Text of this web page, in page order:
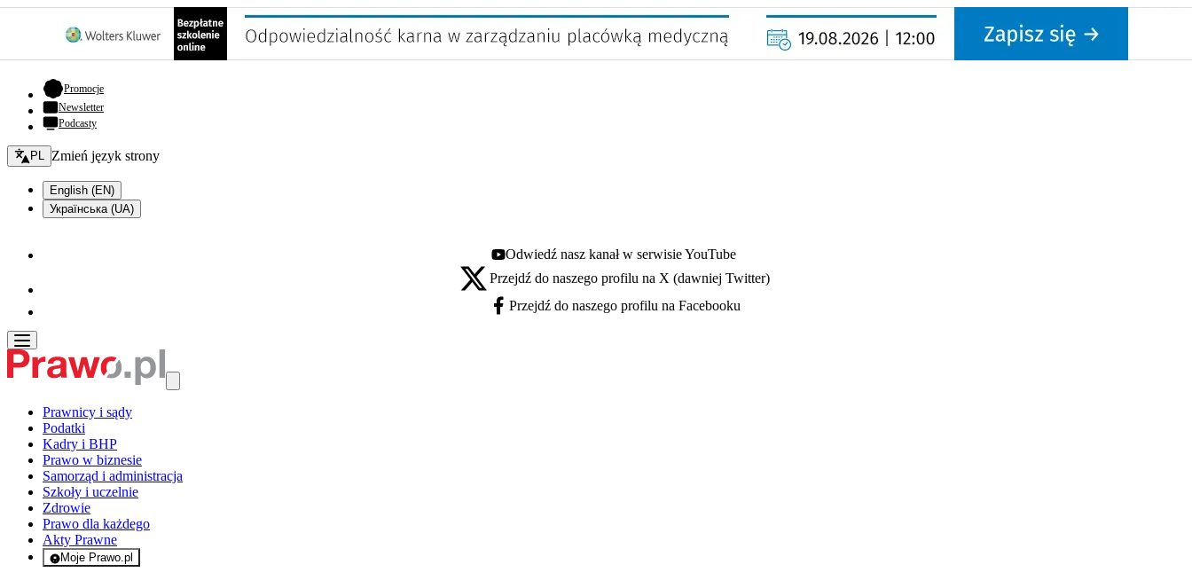
Promocje- otwiera się w nowej karcie
Newsletter
Podcasty
Zmień język - bieżący:
PL Zmień język strony
English (EN)
Українська (UA)
Youtube - otwiera się w nowej karcie
Odwiedź nasz kanał w serwisie YouTube
X - otwiera się w nowej karcie
Przejdź do naszego profilu na X (dawniej Twitter)
Facebook - otwiera się w nowej karcie
Przejdź do naszego profilu na Facebooku
Prawnicy i sądy
Podatki
Kadry i BHP
Prawo w biznesie
Samorząd i administracja
Szkoły i uczelnie
Zdrowie
Prawo dla każdego
Akty Prawne
Moje Prawo.pl
- rejestracja i logowanie do serwisu